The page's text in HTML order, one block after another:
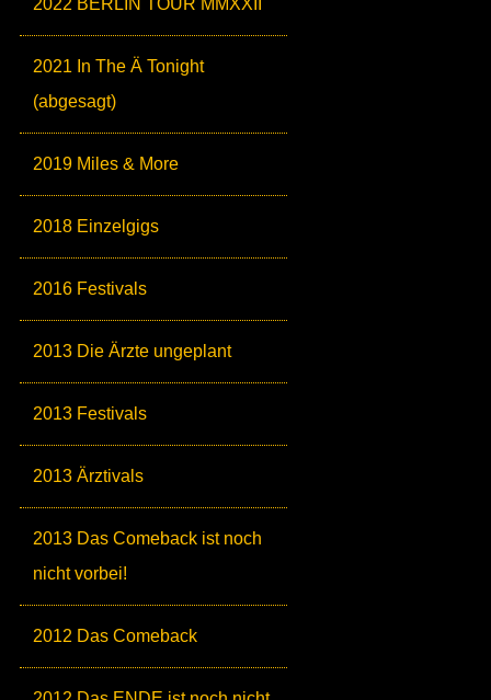
2022 BERLIN TOUR MMXXII
2021 In The Ä Tonight
(abgesagt)
2019 Miles & More
2018 Einzelgigs
2016 Festivals
2013 Die Ärzte ungeplant
2013 Festivals
2013 Ärztivals
2013 Das Comeback ist noch
nicht vorbei!
2012 Das Comeback